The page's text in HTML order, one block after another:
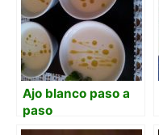
Ajo blanco paso a
paso